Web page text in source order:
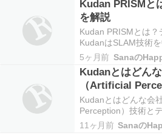
位置推定と地図作成
す…
Kudan PRISMと
を解説
Kudan PRISMとは？
KudanはSLAM技術
年はデジタルツイン
す。 その中核とな
Kudan PRISMとは
ルな3Dデ…
5ヶ月前 Sanaの
Kudanとはどん
（Artificial
ツイン戦略をわ
Kudanとはどんな会
Perception）技術と
すく解説 Kudanとは
覚（Artificial
11ヶ月前 Sanaの